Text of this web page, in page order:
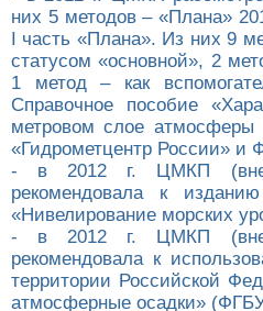
них 5 методов – «Плана»
I часть «Плана». Из них 9
статусом «основной», 2
1 метод – как
Справочное пособие
метровом слое
«Гидрометцентр России»
- в 2012 г. ЦМКП (вне
рекомендовала к
«Нивелирование морских
- в 2012 г. ЦМКП (вне
рекомендовала к
территории Российской
атмосферные осадки»